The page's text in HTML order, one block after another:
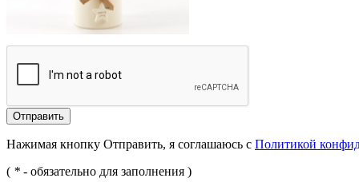
Отправить
Нажимая кнопку Отправить, я соглашаюсь с Политикой
( * - обязательно для заполнения )